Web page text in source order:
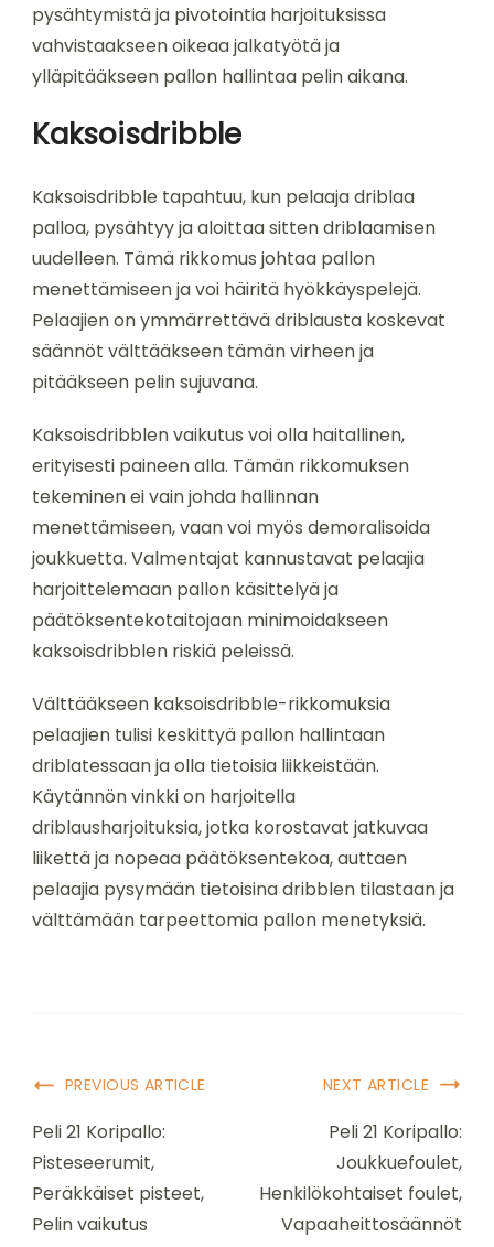
pysähtymistä ja pivotointia harjoituksissa
vahvistaakseen oikeaa jalkatyötä ja
ylläpitääkseen pallon hallintaa pelin aikana.
Kaksoisdribble
Kaksoisdribble tapahtuu, kun pelaaja driblaa
palloa, pysähtyy ja aloittaa sitten driblaamisen
uudelleen. Tämä rikkomus johtaa pallon
menettämiseen ja voi häiritä hyökkäyspelejä.
Pelaajien on ymmärrettävä driblausta koskevat
säännöt välttääkseen tämän virheen ja
pitääkseen pelin sujuvana.
Kaksoisdribblen vaikutus voi olla haitallinen,
erityisesti paineen alla. Tämän rikkomuksen
tekeminen ei vain johda hallinnan
menettämiseen, vaan voi myös demoralisoida
joukkuetta. Valmentajat kannustavat pelaajia
harjoittelemaan pallon käsittelyä ja
päätöksentekotaitojaan minimoidakseen
kaksoisdribblen riskiä peleissä.
Välttääkseen kaksoisdribble-rikkomuksia
pelaajien tulisi keskittyä pallon hallintaan
driblatessaan ja olla tietoisia liikkeistään.
Käytännön vinkki on harjoitella
driblausharjoituksia, jotka korostavat jatkuvaa
liikettä ja nopeaa päätöksentekoa, auttaen
pelaajia pysymään tietoisina dribblen tilastaan ja
välttämään tarpeettomia pallon menetyksiä.
Post
Navigation
PREVIOUS ARTICLE
Peli 21 Koripallo:
Pisteseerumit,
Peräkkäiset pisteet,
Pelin vaikutus
NEXT ARTICLE
Peli 21 Koripallo:
Joukkuefoulet,
Henkilökohtaiset foulet,
Vapaaheittosäännöt